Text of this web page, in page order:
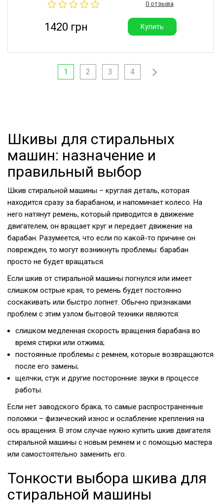
0 отзыва
1420 грн Купить
1 2 3 4
Шкивы для стиральных
машин: назначение и
правильный выбор
Шкив стиральной машины – круглая деталь, которая
находится сразу за барабаном, и напоминает колесо. На
него натянут ремень, который приводится в движение
двигателем, он вращает круг и передает движение на
барабан. Разумеется, что если по какой-то причине он
поврежден, то могут возникнуть проблемы: барабан
просто не будет вращаться.
Если шкив от стиральной машины погнулся или имеет
слишком острые края, то ремень будет постоянно
соскакивать или быстро лопнет. Обычно признаками
проблем с этим узлом бытовой техники являются:
слишком медленная скорость вращения барабана во
время стирки или отжима;
постоянные проблемы с ремнем, которые возвращаются
после его замены;
щелчки, стук и другие посторонние звуки в процессе
работы.
Если нет заводского брака, то самые распространенные
поломки – физический износ и ослабление крепления на
ось вращения. В этом случае нужно купить шкив двигателя
стиральной машины с новым ремнем и с помощью мастера
или самостоятельно заменить его.
Тонкости выбора шкива для
стиральной машины